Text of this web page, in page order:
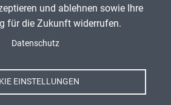
Spenden
Impressum
und ablehnen sowie Ihre
für die Zukunft widerrufen.
Datenschutz
EINSTELLUNGEN